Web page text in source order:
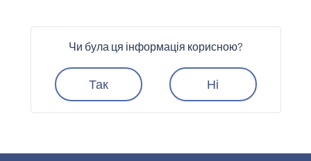
Чи була ця інформація корисною?
Так Ні